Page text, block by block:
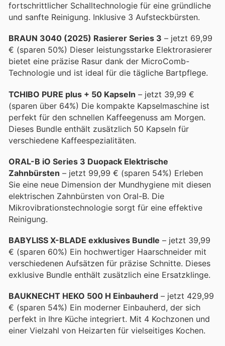
fortschrittlicher Schalltechnologie für eine gründliche
und sanfte Reinigung. Inklusive 3 Aufsteckbürsten.
BRAUN 3040 (2025) Rasierer Series 3 – jetzt 69,99
€ (sparen 50%) Dieser leistungsstarke Elektrorasierer
bietet eine präzise Rasur dank der MicroComb-
Technologie und ist ideal für die tägliche Bartpflege.
TCHIBO PURE plus + 50 Kapseln – jetzt 39,99 €
(sparen über 64%) Die kompakte Kapselmaschine ist
perfekt für den schnellen Kaffeegenuss am Morgen.
Dieses Bundle enthält zusätzlich 50 Kapseln für
verschiedene Kaffeespezialitäten.
ORAL-B iO Series 3 Duopack Elektrische
Zahnbürsten – jetzt 99,99 € (sparen 54%) Erleben
Sie eine neue Dimension der Mundhygiene mit diesen
elektrischen Zahnbürsten von Oral-B. Die
Mikrovibrationstechnologie sorgt für eine effektive
Reinigung.
BABYLISS X-BLADE exklusives Bundle – jetzt 39,99
€ (sparen 60%) Ein hochwertiger Haarschneider mit
verschiedenen Aufsätzen für präzise Schnitte. Dieses
exklusive Bundle enthält zusätzlich eine Ersatzklinge.
BAUKNECHT HEKO 500 H Einbauherd – jetzt 429,99
€ (sparen 54%) Ein moderner Einbauherd, der sich
perfekt in Ihre Küche integriert. Mit 4 Kochzonen und
einer Vielzahl von Heizarten für vielseitiges Kochen.